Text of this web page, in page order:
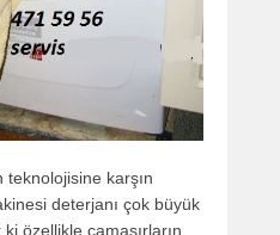
teknolojisine karşın
deterjanı çok büyük
özellikle çamaşırların